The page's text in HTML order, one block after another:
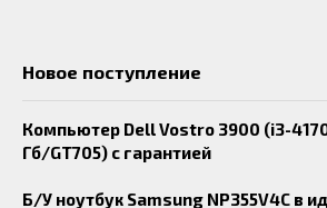
Новое поступление
Компьютер Dell Vostro 3900 (i3-
Гб/GT705) с гарантией
Б/У ноутбук Samsung NP355V4C в